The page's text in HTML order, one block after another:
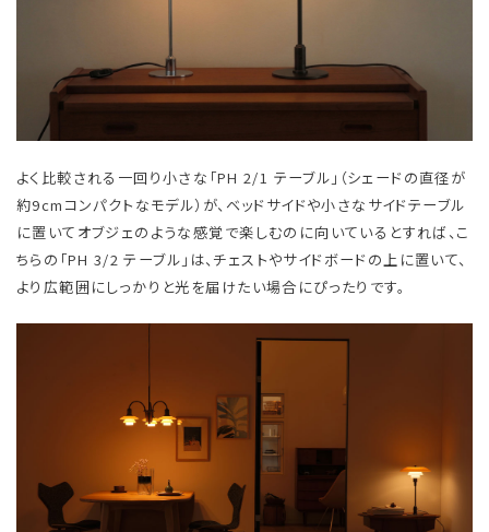
よく比較される一回り小さな「PH 2/1 テーブル」（シェードの直径が
約9cmコンパクトなモデル）が、ベッドサイドや小さなサイドテーブル
に置いてオブジェのような感覚で楽しむのに向いているとすれば、こ
ちらの「PH 3/2 テーブル」は、チェストやサイドボードの上に置いて、
より広範囲にしっかりと光を届けたい場合にぴったりです。